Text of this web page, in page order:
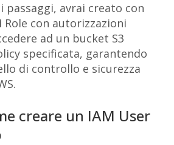
passaggi, avrai creato con
Role con autorizzazioni
ad un bucket S3
specificata, garantendo
di controllo e sicurezza
creare un IAM User